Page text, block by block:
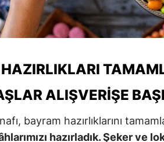
Iğdır
Yalova
Karabük
Düzce
ALIŞVERIŞE
bayram hazırlıklarını
hazırladık. Şeker ve